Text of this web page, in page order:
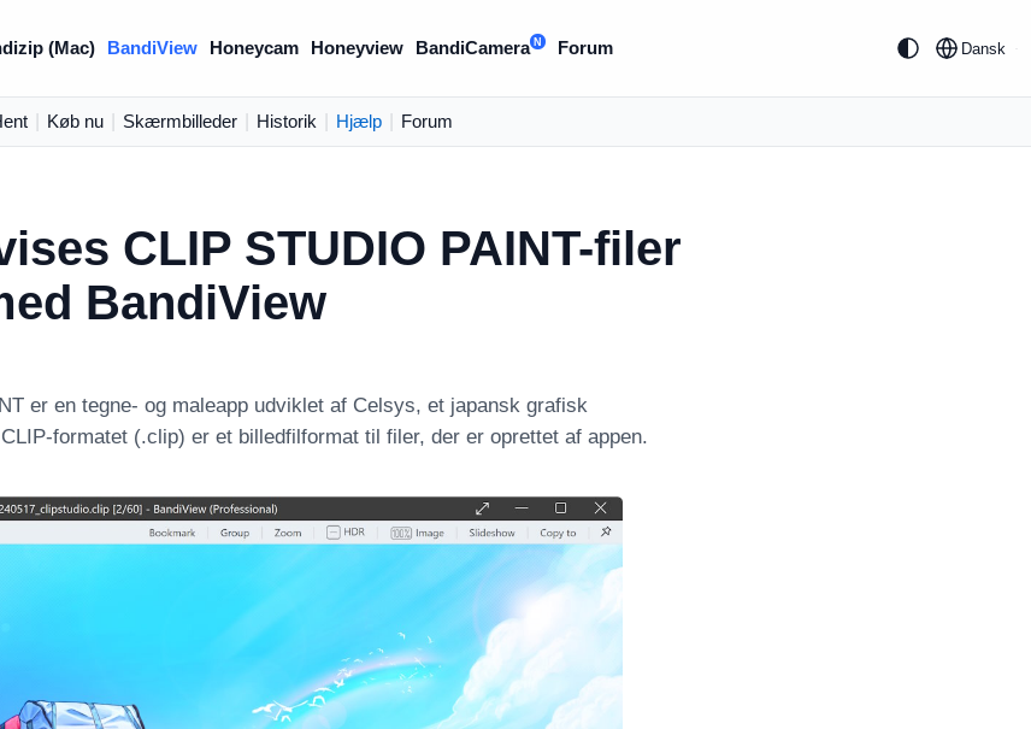
(Mac) BandiView Honeycam Honeyview BandiCamera N Forum Dansk
Køb nu Skærmbilleder Historik Hjælp Forum
CLIP STUDIO PAINT-filer
BandiView
er en tegne- og maleapp udviklet af Celsys, et japansk grafisk
formatet (.clip) er et billedfilformat til filer, der er oprettet af appen.